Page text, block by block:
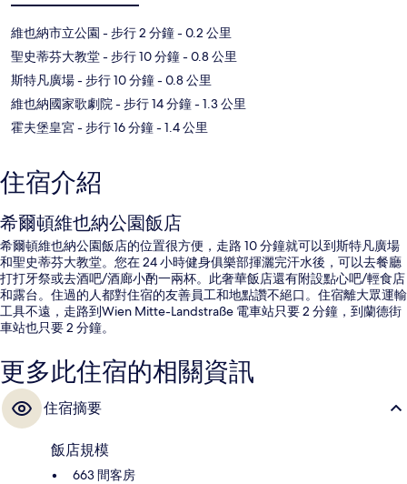
維也納市立公園 - 步行 2 分鐘- 0.2 公里
聖史蒂芬大教堂- 步行 10 分鐘- 0.8 公里
斯特凡廣場- 步行 10 分鐘- 0.8 公里
維也納國家歌劇院- 步行 14 分鐘- 1.3 公里
霍夫堡皇宮- 步行 16 分鐘- 1.4 公里
住宿介紹
希爾頓維也納公園飯店
希爾頓維也納公園飯店的位置很方便，走路 10 分鐘就可以到斯特凡廣場
和聖史蒂芬大教堂。您在 24 小時健身俱樂部揮灑完汗水後，可以去餐廳
打打牙祭或去酒吧/酒廊小酌一兩杯。此奢華飯店還有附設點心吧/輕食店
和露台。住過的人都對住宿的友善員工和地點讚不絕口。住宿離大眾運輸
工具不遠，走路到Wien Mitte-Landstraße 電車站只要 2 分鐘，到蘭德街
車站也只要 2 分鐘。
更多此住宿的相關資訊
住宿摘要
飯店規模
663 間客房